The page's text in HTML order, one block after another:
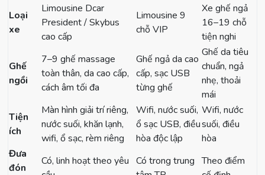
Loại
xe
Limousine Dcar
President / Skybus
cao cấp
Limousine 9
chỗ VIP
Xe ghế ngả
16–19 chỗ
tiện nghi
Ghế
ngồi
7–9 ghế massage
toàn thân, da cao cấp,
cách âm tối đa
Ghế ngả da cao
cấp, sạc USB
từng ghế
Ghế da tiêu
chuẩn, ngả
nhẹ, thoải
mái
Tiện
ích
Màn hình giải trí riêng,
nước suối, khăn lạnh,
wifi, ổ sạc, rèm riêng
Wifi, nước suối,
ổ sạc USB, điều
hòa độc lập
Wifi, nước
suối, điều
hòa
Đưa
đón
Có, linh hoạt theo yêu Có trong trung Theo điểm